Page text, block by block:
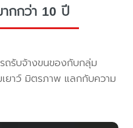
ากกว่า 10 ปี
ถรับจ้างขนของกับกลุ่ม
ยาว์ มิตรภาพ แลกกับความ